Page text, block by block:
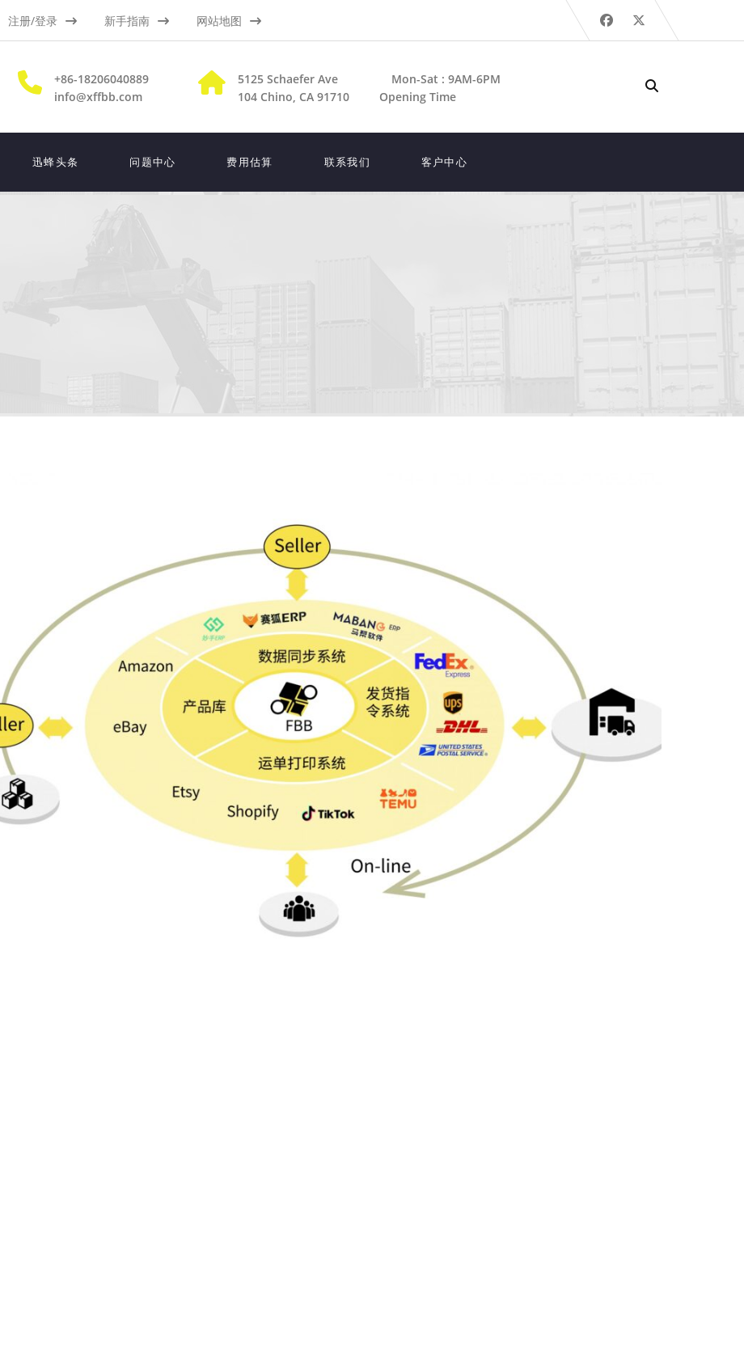
注册/登录 新手指南 网站地图
+86-18206040889
info@xffbb.com
5125 Schaefer Ave
104 Chino, CA 91710
Mon-Sat : 9AM-6PM
Opening Time
迅蜂头条 问题中心 费用估算 联系我们 客户中心
平台和多家跨境电商ERP对接.
美境内实力快递对接.
贴心的中国大陆客服.
优异价格：平均送达时间只有2.5天！优异的美国尾端派送服务。
操作快：能够缩短包裹递送的距离，加快送达的速度，增加客户满意度，降低运费成本，增强竞争力！
有保证：万分之五的保价费率带给你百分百的货物安全保障！
个性化：提供退件处理，FBA中转，FBA退件接收，库内分销等个性化服务！
一件代发和FBA退货/换标的服务
迅蜂物联一件代发货服务30天免仓租免费入仓,头程集装箱整货柜入仓，入库上架时效：国内发来入仓的货2个工作日入库。强大的
WMS及OMS管理系统和优秀的客服团队实现了库存、订单状态实时同步，极大的减少了买家退货换货率、快递纠纷等问题。
有专业的仓储物流管理团队，能为电商企业和仓储服务公司提出准确合理的解决方案，包括硬件规划和软件规划。
系统支持大、中、小型仓库的使用和不同地区的仓库，支持分仓，为发货提高效率为客户节省成本。